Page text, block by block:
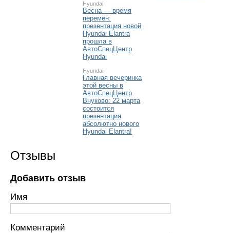
Hyundai
Весна — время
перемен:
презентация новой
Hyundai Elantra
прошла в
АвтоСпецЦентр
Hyundai
Hyundai
Главная вечеринка
этой весны в
АвтоСпецЦентр
Внуково: 22 марта
состоится
презентация
абсолютно нового
Hyundai Elantra!
Отзывы
Добавить отзыв
Имя
Комментарий